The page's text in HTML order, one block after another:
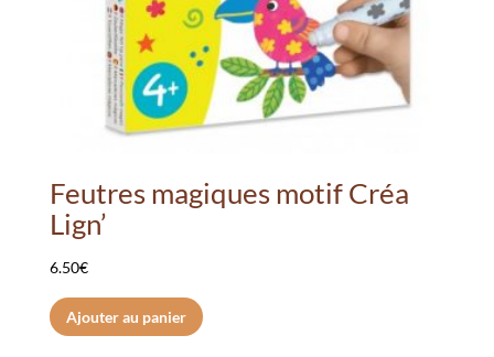
Feutres magiques motif Créa
Lign’
6.50€
Ajouter au panier